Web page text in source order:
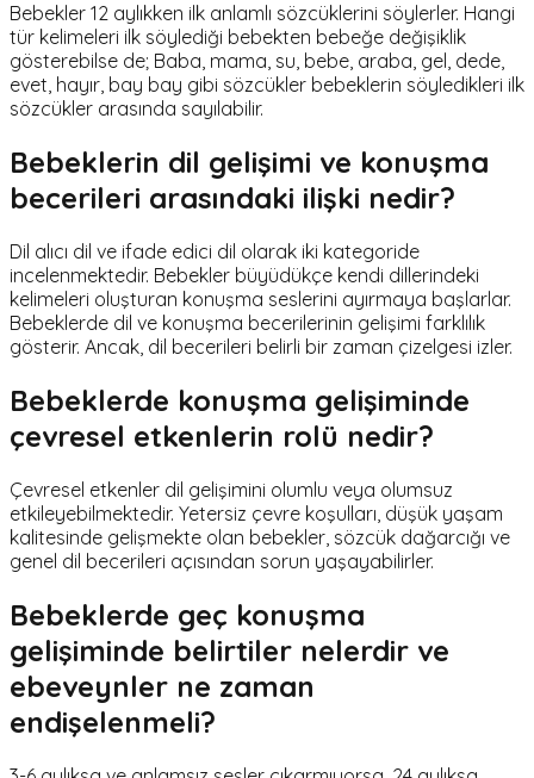
Bebekler 12 aylıkken ilk anlamlı sözcüklerini söylerler. Hangi
tür kelimeleri ilk söylediği bebekten bebeğe değişiklik
gösterebilse de; Baba, mama, su, bebe, araba, gel, dede,
evet, hayır, bay bay gibi sözcükler bebeklerin söyledikleri ilk
sözcükler arasında sayılabilir.
Bebeklerin dil gelişimi ve konuşma
becerileri arasındaki ilişki nedir?
Dil alıcı dil ve ifade edici dil olarak iki kategoride
incelenmektedir. Bebekler büyüdükçe kendi dillerindeki
kelimeleri oluşturan konuşma seslerini ayırmaya başlarlar.
Bebeklerde dil ve konuşma becerilerinin gelişimi farklılık
gösterir. Ancak, dil becerileri belirli bir zaman çizelgesi izler.
Bebeklerde konuşma gelişiminde
çevresel etkenlerin rolü nedir?
Çevresel etkenler dil gelişimini olumlu veya olumsuz
etkileyebilmektedir. Yetersiz çevre koşulları, düşük yaşam
kalitesinde gelişmekte olan bebekler, sözcük dağarcığı ve
genel dil becerileri açısından sorun yaşayabilirler.
Bebeklerde geç konuşma
gelişiminde belirtiler nelerdir ve
ebeveynler ne zaman
endişelenmeli?